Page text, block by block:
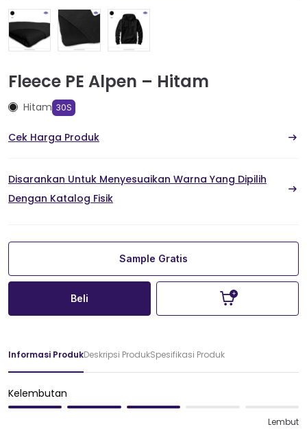
Fleece PE Alpen – Hitam
Hitam 30S
Cek Harga Produk
Disarankan Untuk Menyesuaikan Warna Yang Dipilih
Dengan Katalog Fisik
Sample Gratis
Beli
Informasi ProdukDeskripsi ProdukSpesifikasi Produk
Kelembutan
Lembut